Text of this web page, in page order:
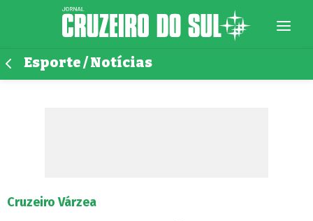
Esporte / Notícias
Cruzeiro Várzea